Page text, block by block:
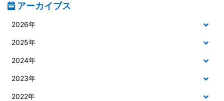
アーカイブス
2026年
2025年
2024年
2023年
2022年